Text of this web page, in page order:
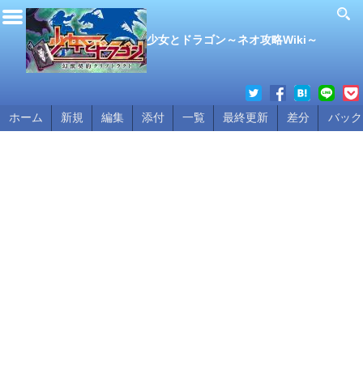
少女とドラゴン～ネオ攻略Wiki～
ホーム 新規 編集 添付 一覧 最終更新 差分 バッ